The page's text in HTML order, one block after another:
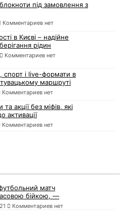
під замовлення з
Комментариев нет
в Києві – надійне
рідин
Комментариев нет
спорт і live-формати в
маршруті
Комментариев нет
акції без міфів, які
активації
Комментариев нет
матч
бійкою, —
Комментариев нет